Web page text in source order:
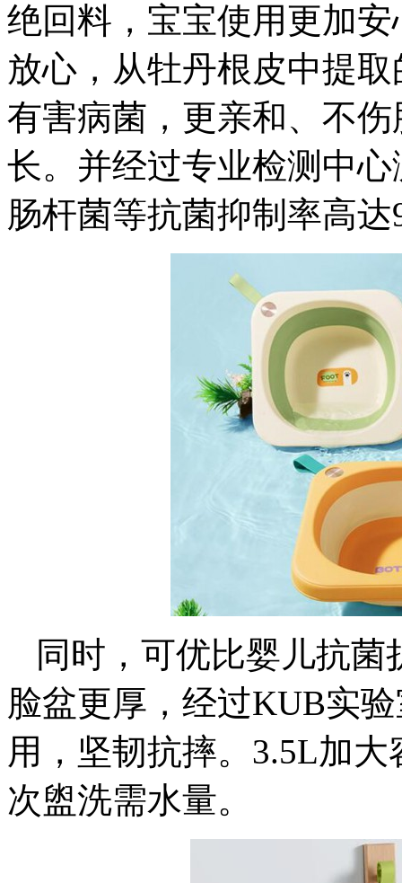
绝回料，宝宝使用更加
放心，从牡丹根皮中提
有害病菌，更亲和、不
长。并经过专业检测中
肠杆菌等抗菌抑制率高达
同时，可优比婴儿抗
脸盆更厚，经过KUB实
用，坚韧抗摔。3.5L加
次盥洗需水量。